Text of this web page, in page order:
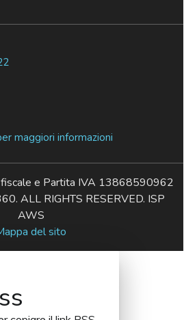
maggiori informazioni
e Partita IVA 13868590962
ALL RIGHTS RESERVED. ISP
AWS
del sito